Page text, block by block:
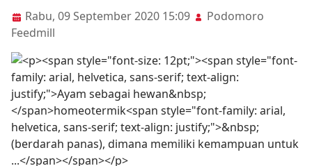
Rabu, 09 September 2020 15:09
Podomoro
Feedmill